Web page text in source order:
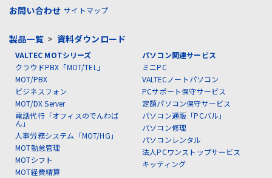
お問い合わせ サイトマップ
製品一覧> 資料ダウンロード
VALTEC MOTシリーズ
クラウドPBX「MOT/TEL」
MOT/PBX
ビジネスフォン
MOT/DX Server
電話代行「オフィスのでんわば
ん」
人事労務システム「MOT/HG」
MOT勤怠管理
MOTシフト
MOT経費精算
パソコン関連サービス
ミニPC
VALTECノートパソコン
PCサポート保守サービス
定額パソコン保守サービス
パソコン通販「PCバル」
パソコン修理
パソコンレンタル
法人PCワンストップサービス
キッティング